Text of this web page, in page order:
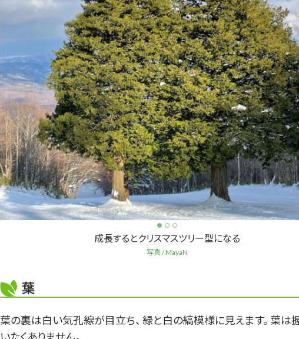
成長するとクリスマスツリー型になる
写真 / MayaN
葉
葉の裏は白い気孔線が目立ち、 緑と白の縞模様に見えます。 葉は